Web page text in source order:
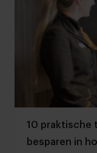
10 praktische
besparen in